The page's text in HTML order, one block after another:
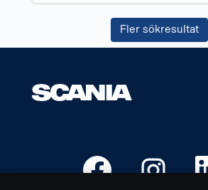
Fler sökresultat
p
p
p
p
Ö
p